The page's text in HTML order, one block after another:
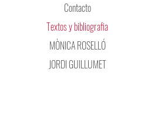
Contacto
Textos y bibliografia
MÒNICA ROSELLÓ
JORDI GUILLUMET